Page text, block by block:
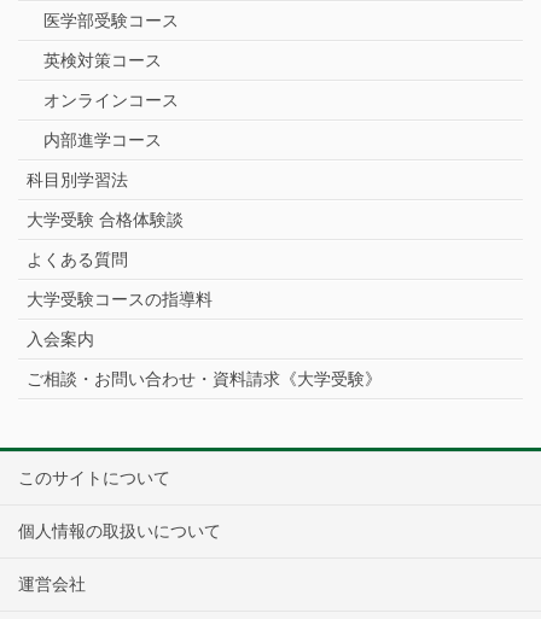
医学部受験コース
英検対策コース
オンラインコース
内部進学コース
科目別学習法
大学受験 合格体験談
よくある質問
大学受験コースの指導料
入会案内
ご相談・お問い合わせ・資料請求《大学受験》
このサイトについて
個人情報の取扱いについて
運営会社